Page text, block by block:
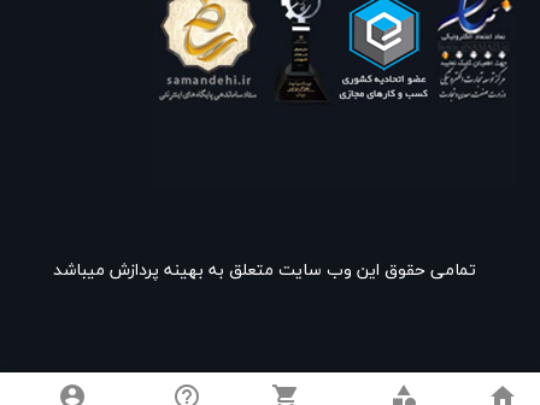
تمامی حقوق این وب سایت متعلق به بهینه پردازش میباشد
home
category
shopping_cart
help_outline
account_circle